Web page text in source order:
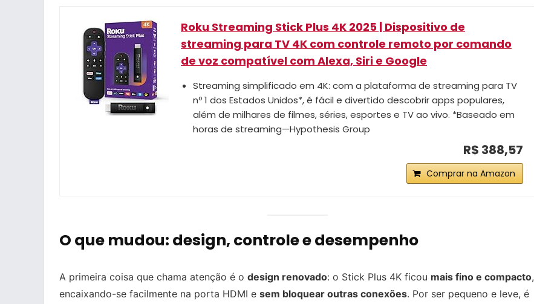
Roku Streaming Stick Plus 4K 2025 | Dispositivo de
streaming para TV 4K com controle remoto por comando
de voz compatível com Alexa, Siri e Google
Streaming simplificado em 4K: com a plataforma de streaming para TV
nº 1 dos Estados Unidos*, é fácil e divertido descobrir apps populares,
além de milhares de filmes, séries, esportes e TV ao vivo. *Baseado em
horas de streaming—Hypothesis Group
R$ 388,57
Comprar na Amazon
O que mudou: design, controle e desempenho
A primeira coisa que chama atenção é o design renovado: o Stick Plus 4K ficou mais fino e compacto,
encaixando-se facilmente na porta HDMI e sem bloquear outras conexões. Por ser pequeno e leve, é